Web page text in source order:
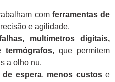
com ferramentas de
e agilidade.
multímetros digitais,
termógrafos, que permitem
a olho nu.
espera, menos custose